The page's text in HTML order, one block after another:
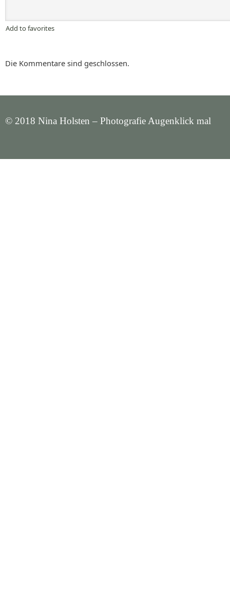
Add to favorites
Die Kommentare sind geschlossen.
© 2018 Nina Holsten – Photografie Augenklick mal